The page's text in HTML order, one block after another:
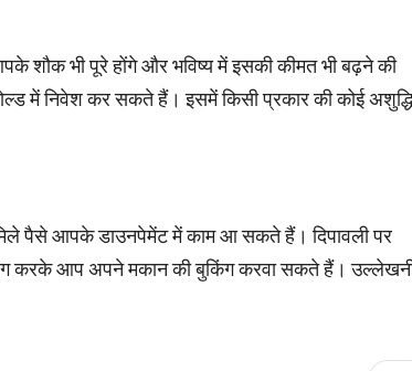
शौक भी पूरे होंगे और भविष्‍य में इसकी कीमत भी बढ़ने की
में निवेश कर सकते हैं। इसमें किसी प्रकार की कोई अ‍शुद्ध‍ि
मिले पैसे आपके डाउनपेमेंट में काम आ सकते हैं। दिपावली पर
करके आप अपने मकान की बुकिंग करवा सकते हैं।